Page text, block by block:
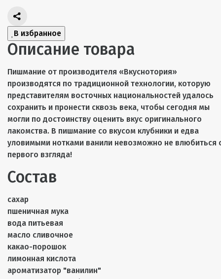
В избранное
Описание товара
Пишмание от производителя «Вкуснотория»
производятся по традиционной технологии, которую
представителям восточных национальностей удалось
сохранить и пронести сквозь века, чтобы сегодня мы
могли по достоинству оценить вкус оригинального
лакомства. В пишмание со вкусом клубники и едва
уловимыми нотками ванили невозможно не влюбиться
первого взгляда!
Состав
сахар
пшеничная мука
вода питьевая
масло сливочное
какао-порошок
лимонная кислота
ароматизатор "ванилин"